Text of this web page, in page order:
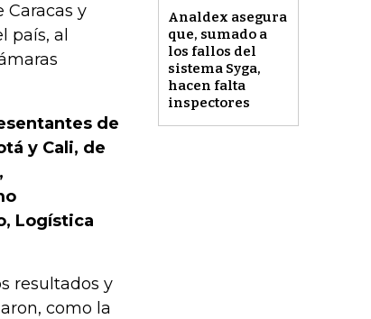
Analdex asegura
que, sumado a
los fallos del
sistema Syga,
hacen falta
inspectores
y
país, al
de
y Cali, de
Logística
resultados y
como la